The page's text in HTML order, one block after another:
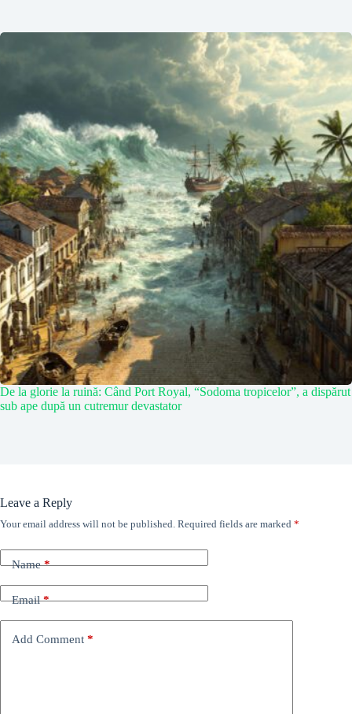
De la glorie la ruină: Când Port Royal, “Sodoma tropicelor”, a dispărut
sub ape după un cutremur devastator
Leave a Reply
Your email address will not be published. Required fields are marked *
Name*
Email*
Add Comment *